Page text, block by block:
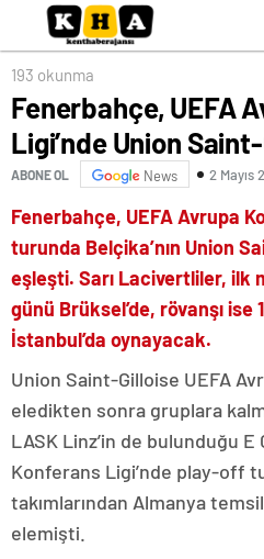
193 okunma
Fenerbahçe, UEFA
Ligi’nde Union
ABONE OL News 2 Mayıs
Fenerbahçe, UEFA Avrupa
turunda Belçika’nın Union
eşleşti. Sarı Lacivertliler, ilk
günü Brüksel’de, rövanşı
İstanbul’da oynayacak.
Union Saint-Gilloise UEFA
eledikten sonra gruplara
LASK Linz’in de bulunduğu
Konferans Ligi’nde play-off
takımlarından Almanya
elemişti.